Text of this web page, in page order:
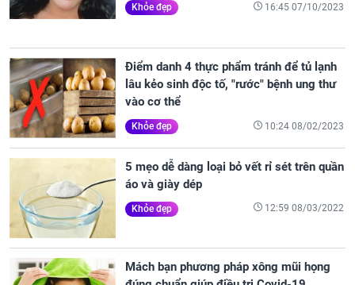
Khỏe đẹp 16:45 07/10/2023
Điểm danh 4 thực phẩm tránh để tủ lạnh
lâu kẻo sinh độc tố, "rước" bệnh ung thư
vào cơ thể
Khỏe đẹp 10:24 08/02/2023
5 mẹo dễ dàng loại bỏ vết rỉ sét trên quần
áo và giày dép
Khỏe đẹp 12:59 08/03/2022
Mách bạn phương pháp xông mũi họng